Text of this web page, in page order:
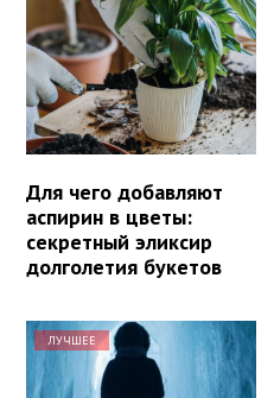
Для чего добавляют
аспирин в цветы:
секретный эликсир
долголетия букетов
ЛУЧШЕЕ